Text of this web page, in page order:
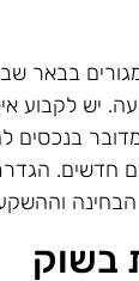
בבאר
יש לקבוע
בנכסים
חדשים.
בשוק